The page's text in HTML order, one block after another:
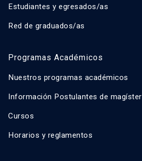
Estudiantes y egresados/as
Red de graduados/as
Programas Académicos
Nuestros programas académicos
Información Postulantes de magíster
Cursos
Horarios y reglamentos